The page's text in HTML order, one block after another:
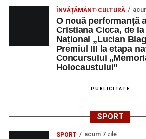
ÎNVĂȚĂMÂNT-CULTURĂ
O nouă performanță
Cristiana Cioca, de
Național „Lucian
Premiul III la etapa
Concursului
Holocaustului”
PUBLICITATE
SPORT
SPORT acum 7 zile